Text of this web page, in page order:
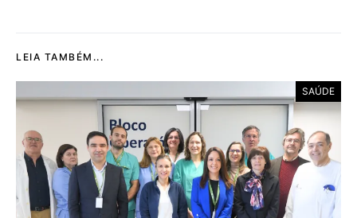
LEIA TAMBÉM...
SAÚDE